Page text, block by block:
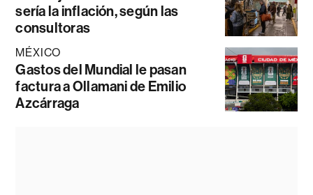
sería la inflación, según las
consultoras
MÉXICO
Gastos del Mundial le pasan
factura a Ollamani de Emilio
Azcárraga